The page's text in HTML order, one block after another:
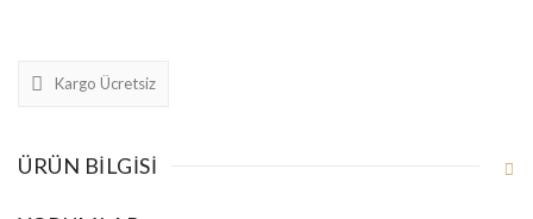
Kargo Ücretsiz
ÜRÜN BILGISI